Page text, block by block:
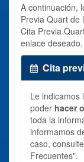
A continuación,
Previa Quart de
Cita Previa
enlace deseado.
Cita
Le indicamos
poder hacer
toda la
informamos
caso,
Frecuentes".